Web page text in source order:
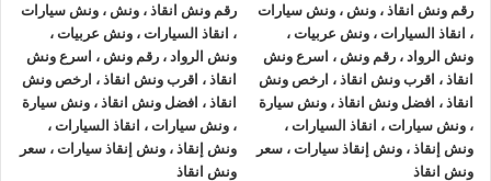
ونش انقاذ دمنهور
ونش انقاذ دمنهورنقدم خدمة المساعدة على الطريق بسرعة
وبأسعار معقولة ، وخدمةإنقاذ السياراتفي دمنهور و على جميع
الطرق و لدينا فريق من السائقين الوناشين ذوي الخبرة والمدربين
لتزويدك بأفضل مساعدة على الطريق و تقديم خدمات الانقاذ